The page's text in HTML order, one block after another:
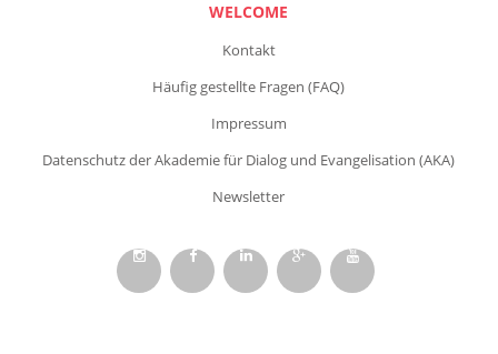
WELCOME
Kontakt
Häufig gestellte Fragen (FAQ)
Impressum
Datenschutz der Akademie für Dialog und Evangelisation (AKA)
Newsletter